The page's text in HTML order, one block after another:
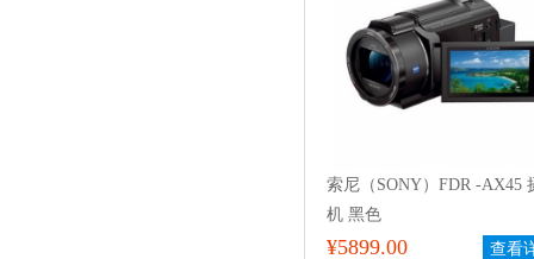
索尼（SONY）FDR -AX45
机 黑色
¥5899.00 查看